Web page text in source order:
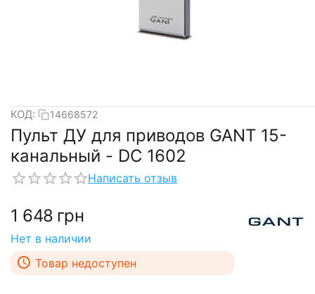
КОД: 14668572
Пульт ДУ для приводов GANT 15-
канальный - DC 1602
Написать отзыв
1 648 грн
Нет в наличии
Товар недоступен